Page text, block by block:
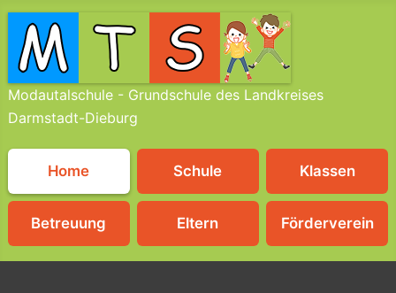
Modautalschule - Grundschule des Landkreises
Darmstadt-Dieburg
Home Schule Klassen
Betreuung Eltern Förderverein